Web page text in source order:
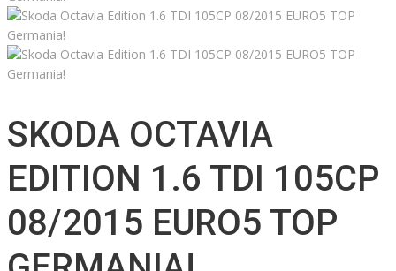
SKODA OCTAVIA
EDITION 1.6 TDI 105CP
08/2015 EURO5 TOP